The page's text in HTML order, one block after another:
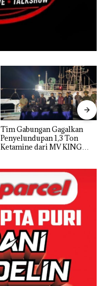
Tim Gabungan Gagalkan
Penyelundupan 1,3 Ton
Ketamine dari MV KING